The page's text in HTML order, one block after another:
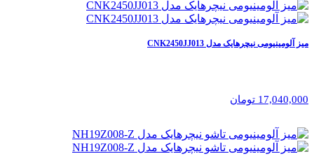
میز آلومینیومی نیچرهایک مدل CNK2450JJ013
17,040,000 تومان